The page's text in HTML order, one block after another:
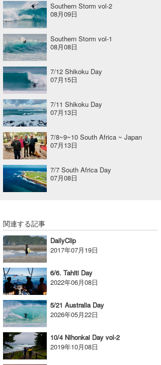
Southern Storm vol-2
08月09日
Southern Storm vol-1
08月08日
7/12 Shikoku Day
07月15日
7/11 Shikoku Day
07月13日
7/8~9~10 South Africa ~ Japan
07月13日
7/7 South Africa Day
07月08日
関連する記事
DailyClip
2017年07月19日
6/6. Tahiti Day
2022年06月08日
5/21 Australia Day
2026年05月22日
10/4 Nihonkai Day vol-2
2019年10月08日